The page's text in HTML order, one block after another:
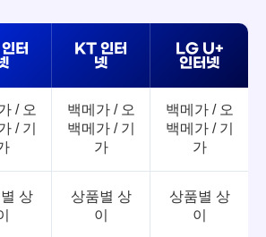
터
KT 인터
넷
LG U+
인터넷
/ 오
/ 기
백메가 / 오
백메가 / 기
가
백메가 / 오
백메가 / 기
가
상
상품별 상
이
상품별 상
이